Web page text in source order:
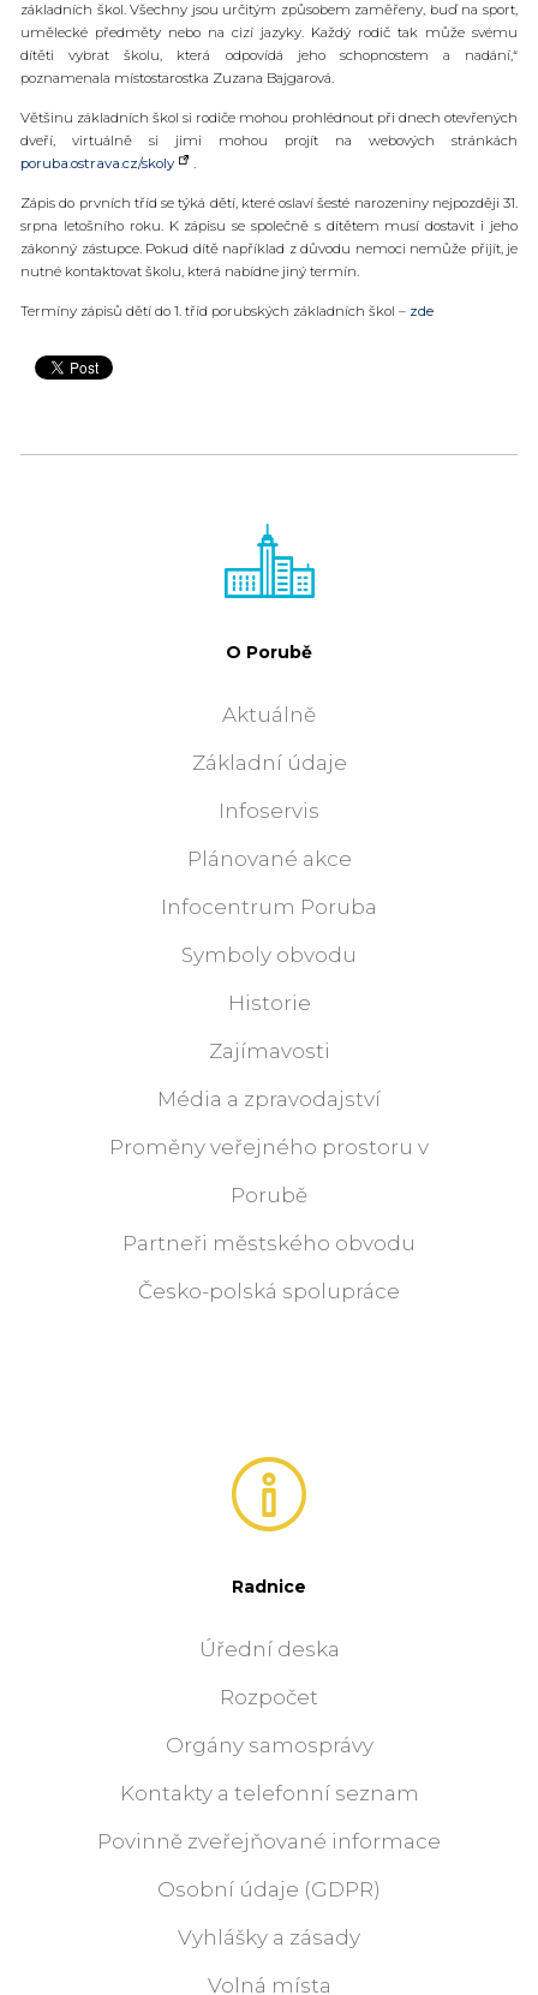
základních škol. Všechny jsou určitým způsobem zaměřeny, buď na sport,
umělecké předměty nebo na cizí jazyky. Každý rodič tak může svému
dítěti vybrat školu, která odpovídá jeho schopnostem a nadání,“
poznamenala místostarostka Zuzana Bajgarová.
Většinu základních škol si rodiče mohou prohlédnout při dnech otevřených
dveří, virtuálně si jimi mohou projít na webových stránkách
poruba.ostrava.cz/skoly
.
Zápis do prvních tříd se týká dětí, které oslaví šesté narozeniny nejpozději 31.
srpna letošního roku. K zápisu se společně s dítětem musí dostavit i jeho
zákonný zástupce. Pokud dítě například z důvodu nemoci nemůže přijít, je
nutné kontaktovat školu, která nabídne jiný termín.
Termíny zápisů dětí do 1. tříd porubských základních škol – zde
O Porubě
Aktuálně
Základní údaje
Infoservis
Plánované akce
Infocentrum Poruba
Symboly obvodu
Historie
Zajímavosti
Média a zpravodajství
Proměny veřejného prostoru v
Porubě
Partneři městského obvodu
Česko-polská spolupráce
Radnice
Úřední deska
Rozpočet
Orgány samosprávy
Kontakty a telefonní seznam
Povinně zveřejňované informace
Osobní údaje (GDPR)
Vyhlášky a zásady
Volná místa